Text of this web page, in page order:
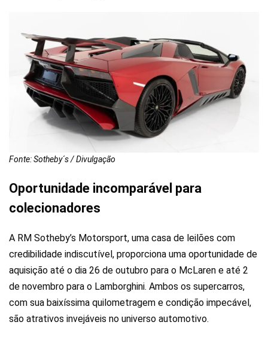
Fonte: Sotheby´s / Divulgação
Oportunidade incomparável para
colecionadores
A RM Sotheby’s Motorsport, uma casa de leilões com
credibilidade indiscutível, proporciona uma oportunidade de
aquisição até o dia 26 de outubro para o McLaren e até 2
de novembro para o Lamborghini. Ambos os supercarros,
com sua baixíssima quilometragem e condição impecável,
são atrativos invejáveis no universo automotivo.